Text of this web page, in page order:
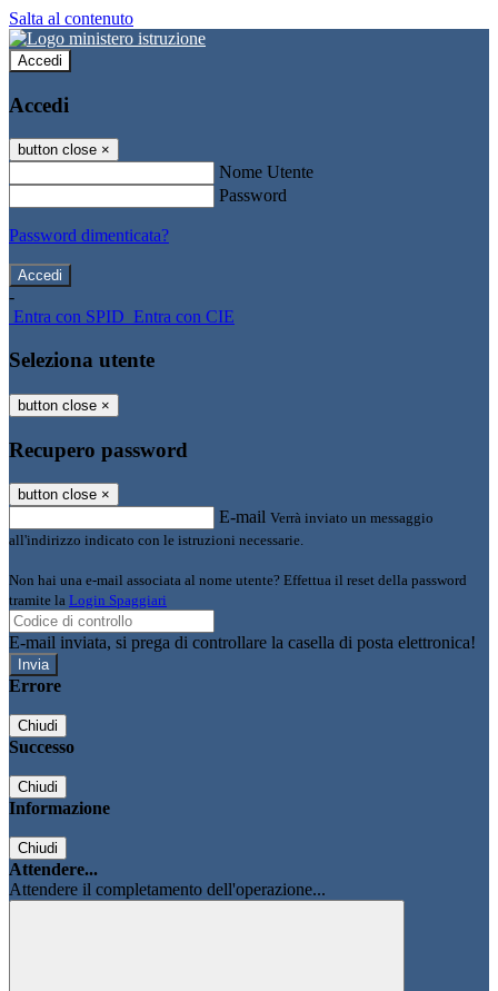
Salta al contenuto
Accedi
Accedi
button close ×
Nome Utente
Password
Password dimenticata?
-
Entra con SPID Entra con CIE
Seleziona utente
button close ×
Recupero password
button close ×
E-mail Verrà inviato un messaggio
all'indirizzo indicato con le istruzioni necessarie.
Non hai una e-mail associata al nome utente? Effettua il reset della password
tramite la Login Spaggiari
E-mail inviata, si prega di controllare la casella di posta elettronica!
Errore
Chiudi
Successo
Chiudi
Informazione
Chiudi
Attendere...
Attendere il completamento dell'operazione...